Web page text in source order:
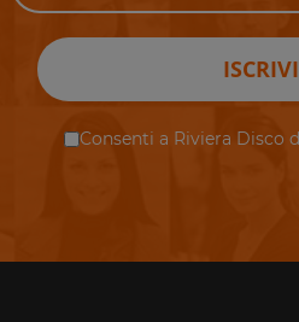
Consenti a Riviera Disco